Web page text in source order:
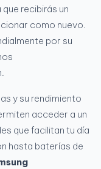
recibirás un
como nuevo.
por su
y su rendimiento
acceder a un
que facilitan tu día
hasta baterías de